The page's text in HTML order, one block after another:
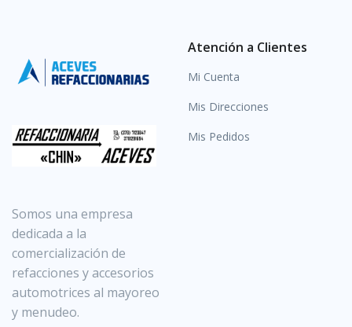
Somos una empresa
dedicada a la
comercialización de
refacciones y accesorios
automotrices al mayoreo
y menudeo.
Atención a Clientes
Mi Cuenta
Mis Direcciones
Mis Pedidos